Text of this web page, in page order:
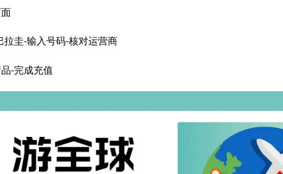
拉圭-输入号码-核对运营商
-完成充值